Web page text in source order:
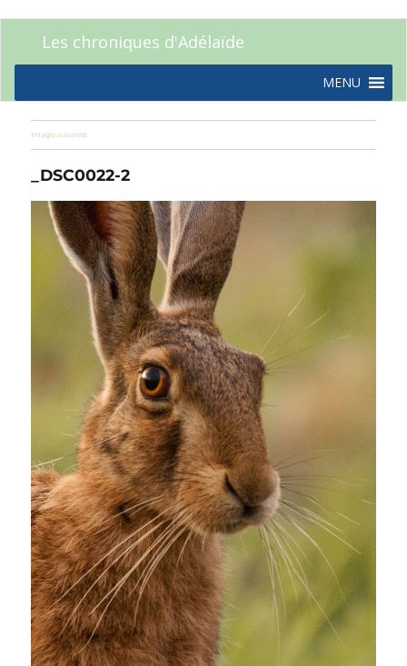
Les chroniques d'Adélaïde
MENU
Image suivante
_DSC0022-2